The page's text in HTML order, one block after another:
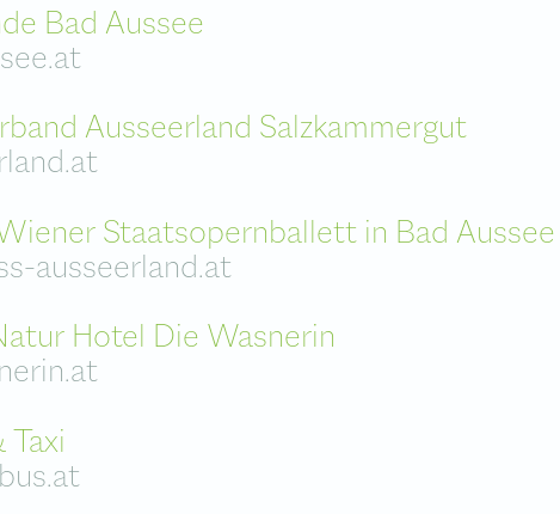
Bad Aussee
Ausseerland Salzkammergut
Staatsopernballett in Bad Aussee
ausseerland.at
Hotel Die Wasnerin